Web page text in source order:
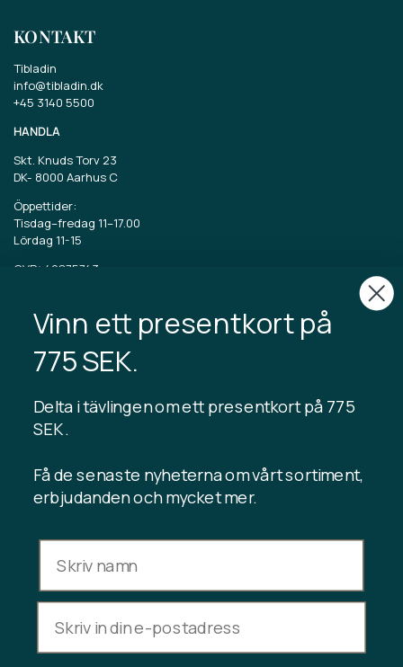
KONTAKT
Tibladin
info@tibladin.dk
+45 3140 5500
HANDLA
Skt. Knuds Torv 23
DK- 8000 Aarhus C
Öppettider:
Tisdag–fredag 11–17.00
Lördag 11-15
CVR: 40875743
TIBLADIN
Om Tibladin
Blogg
Registrera kundklubb
Kontakta oss
INFORMATION
Integritetspolicy
Vinn ett presentkort på
775 SEK.
Delta i tävlingen om ett presentkort på 775
SEK .
Få de senaste nyheterna om vårt sortiment,
erbjudanden och mycket mer.